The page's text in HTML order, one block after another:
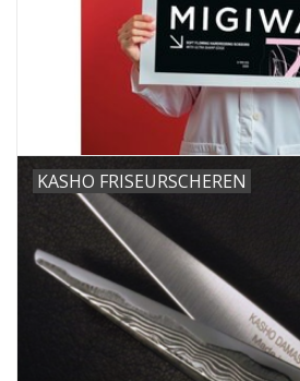
KASHO FRISEURSCHEREN